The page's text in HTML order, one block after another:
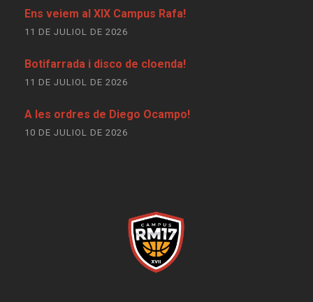
Ens veiem al XIX Campus Rafa!
11 DE JULIOL DE 2026
Botifarrada i disco de cloenda!
11 DE JULIOL DE 2026
A les ordres de Diego Ocampo!
10 DE JULIOL DE 2026